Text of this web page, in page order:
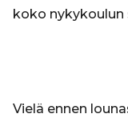
koko nykykoulun
Vielä ennen